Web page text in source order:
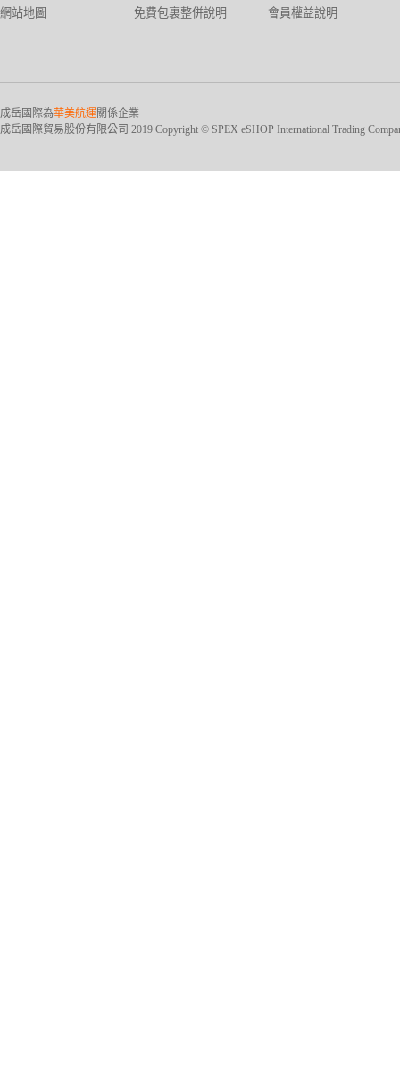
網站地圖
免費包裏整併說明
會員權益說明
成岳國際為華美航運關係企業
成岳國際貿易股份有限公司 2019 Copyright © SPEX eSHOP International Trading